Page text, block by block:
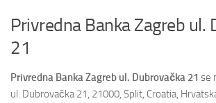
Privredna Banka Zagreb ul.
21
Privredna Banka Zagreb ul. Dubrovačka 21 se
ul. Dubrovačka 21, 21000, Split, Croatia,